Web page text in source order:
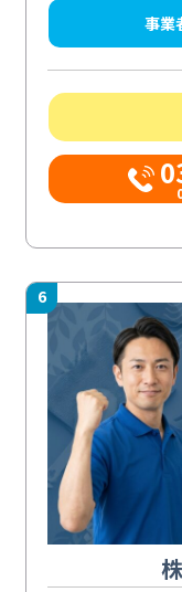
事業
6